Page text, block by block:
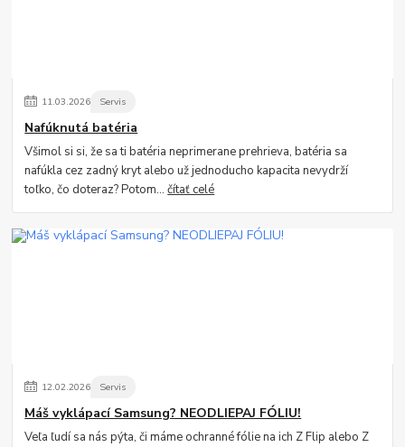
11.03.2026 Servis
Nafúknutá batéria
Všimol si si, že sa ti batéria neprimerane prehrieva, batéria sa
nafúkla cez zadný kryt alebo už jednoducho kapacita nevydrží
toľko, čo doteraz? Potom...čítať celé
12.02.2026 Servis
Máš vyklápací Samsung? NEODLIEPAJ FÓLIU!
Veľa ľudí sa nás pýta, či máme ochranné fólie na ich Z Flip alebo Z